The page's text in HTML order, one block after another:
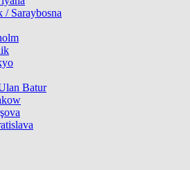
/ Saraybosna
Batur